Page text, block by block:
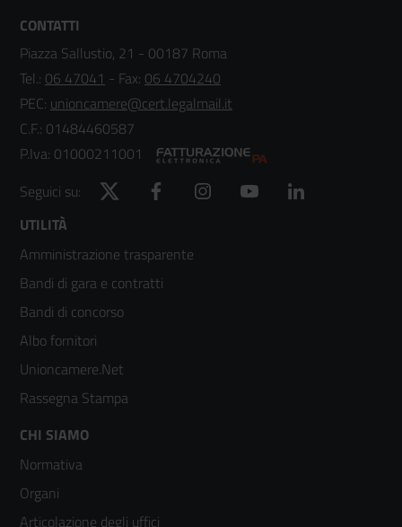
CONTATTI
Piazza Sallustio, 21 - 00187 Roma
Tel.: 06 47041 - Fax: 06 4704240
PEC: unioncamere@cert.legalmail.it
C.F.: 01484460587
P.Iva: 01000211001
Seguici su:
Twitter Facebook Instagram YouTube
Footer
menù
colonna
2
UTILITÀ
Amministrazione trasparente
Bandi di gara e contratti
Bandi di concorso
Albo fornitori
Unioncamere.Net
Rassegna Stampa
Footer
menù
colonna
CHI SIAMO
Normativa
Organi
Articolazione degli uffici